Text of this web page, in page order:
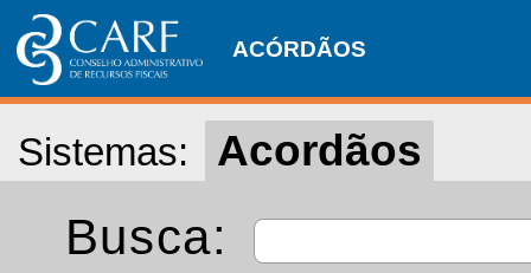
ACÓRDÃOS
Sistemas: Acordãos
Busca: